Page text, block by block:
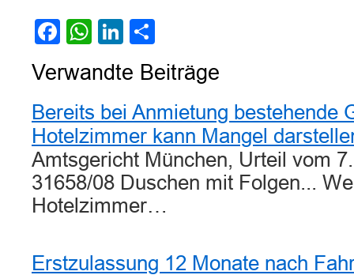
Facebook
WhatsApp
LinkedIn
Verwandte Beiträge
Bereits bei Anmietung bestehende
Hotelzimmer kann Mangel
Amtsgericht München, Urteil vom
31658/08 Duschen mit Folgen...
Hotelzimmer…
Erstzulassung 12 Monate nach